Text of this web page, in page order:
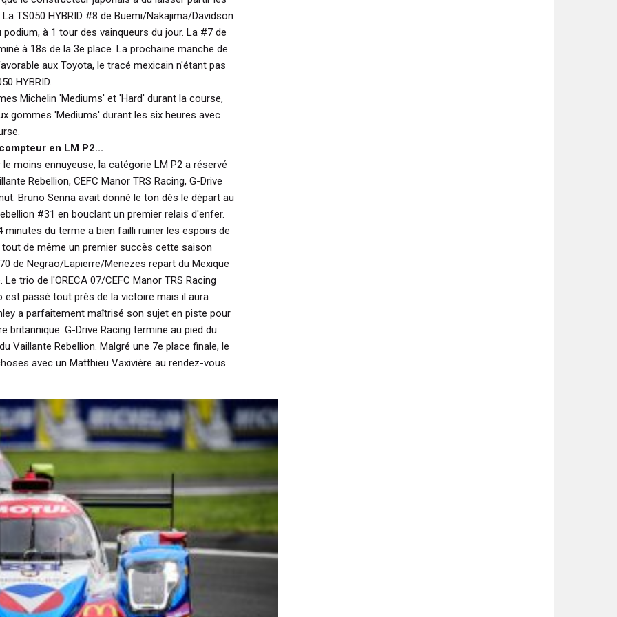
TS050 HYBRID #8 de Buemi/Nakajima/Davidson
à 1 tour des vainqueurs du jour. La #7 de
à 18s de la 3e place. La prochaine manche de
aux Toyota, le tracé mexicain n'étant pas
HYBRID.
Michelin 'Mediums' et 'Hard' durant la course,
gommes 'Mediums' durant les six heures avec
en LM P2...
moins ennuyeuse, la catégorie LM P2 a réservé
Rebellion, CEFC Manor TRS Racing, G-Drive
Bruno Senna avait donné le ton dès le départ au
#31 en bouclant un premier relais d'enfer.
minutes du terme a bien failli ruiner les espoirs de
de même un premier succès cette saison
de Negrao/Lapierre/Menezes repart du Mexique
trio de l'ORECA 07/CEFC Manor TRS Racing
est passé tout près de la victoire mais il aura
a parfaitement maîtrisé son sujet en piste pour
britannique. G-Drive Racing termine au pied du
Vaillante Rebellion. Malgré une 7e place finale, le
avec un Matthieu Vaxivière au rendez-vous.